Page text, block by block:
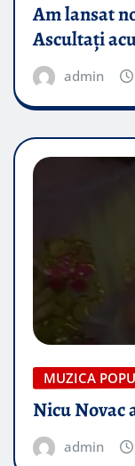
Am lansat
Ascultați
admin
MUZICA
Nicu
admin